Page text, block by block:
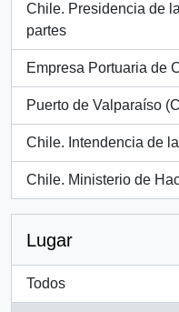
Chile. Presidencia de
partes
, 2 resultados
Empresa Portuaria de
, 2 resultados
Puerto de Valparaíso
, 2 resultados
Chile. Intendencia de
, 1 resultados
Chile. Ministerio de
, 1 resultados
Lugar
Todos